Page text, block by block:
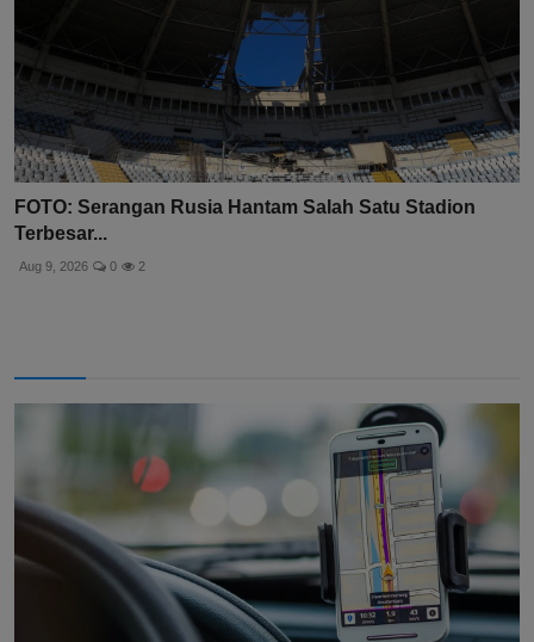
FOTO: Serangan Rusia Hantam Salah Satu Stadion
Terbesar...
Aug 9, 2026 0 2